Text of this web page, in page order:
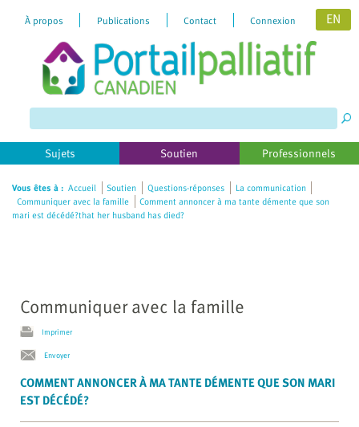
website
includes
an
accessibility
system.
À propos Publications Contact Connexion EN
Sujets Soutien Professionnels
Vous êtes à : Accueil Soutien Questions-réponses
La communication
Communiquer avec la famille
Comment annoncer à ma tante démente que son
mari est décédé?that her husband has died?
Communiquer avec la famille
Imprimer
Envoyer
COMMENT ANNONCER À MA TANTE DÉMENTE QUE SON MARI
EST DÉCÉDÉ?